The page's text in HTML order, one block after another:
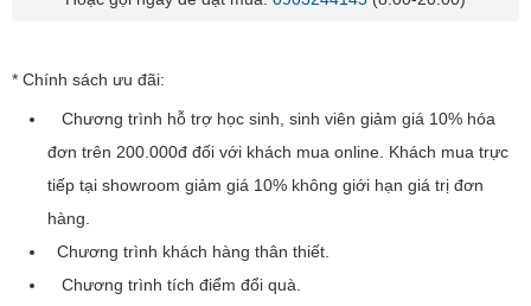
* Chính sách ưu đãi:
Chương trình hỗ trợ học sinh, sinh viên giảm giá 10% hóa
đơn trên 200.000đ đối với khách mua online. Khách mua trực
tiếp tại showroom giảm giá 10% không giới hạn giá trị đơn
hàng.
Chương trình khách hàng thân thiết.
Chương trình tích điểm đổi quà.